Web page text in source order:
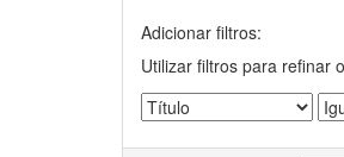
Adicionar filtros:
Utilizar filtros para refinar